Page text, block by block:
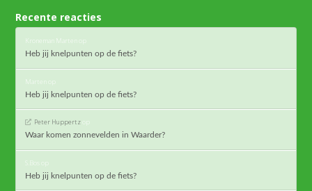
Recente reacties
Kroneman Marten op
Heb jij knelpunten op de fiets?
Marten op
Heb jij knelpunten op de fiets?
Peter Huppertzop
Waar komen zonnevelden in Waarder?
S.Bos op
Heb jij knelpunten op de fiets?